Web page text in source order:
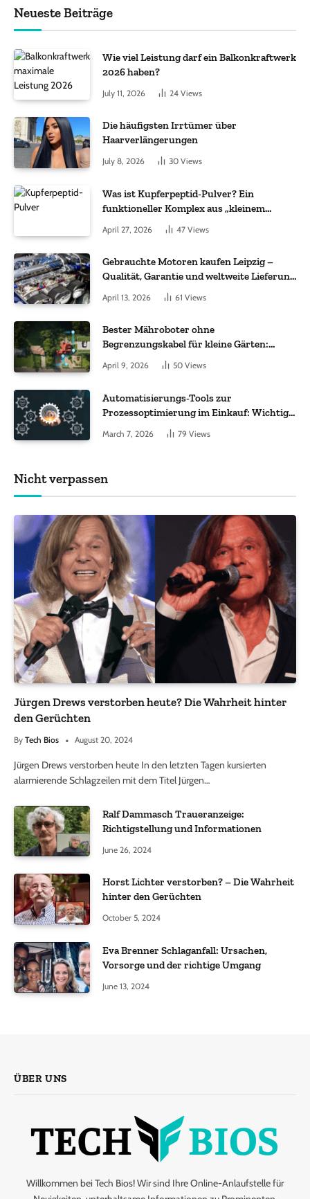
Neueste Beiträge
Wie viel Leistung darf ein Balkonkraftwerk
2026 haben?
July 11, 2026 24 Views
Die häufigsten Irrtümer über
Haarverlängerungen
July 8, 2026 30 Views
Was ist Kupferpeptid-Pulver? Ein
funktioneller Komplex aus „kleinem
Molekül + Metall“
April 27, 2026 47 Views
Gebrauchte Motoren kaufen Leipzig –
Qualität, Garantie und weltweite Lieferung
April 13, 2026 61 Views
Bester Mähroboter ohne
Begrenzungskabel für kleine Gärten:
Worauf es bei 200 bis 500 m² wirklich
ankommt
April 9, 2026 50 Views
Automatisierungs-Tools zur
Prozessoptimierung im Einkauf: Wichtige
Funktionen, auf die Sie achten sollten
March 7, 2026 79 Views
Nicht verpassen
Jürgen Drews verstorben heute? Die Wahrheit hinter
den Gerüchten
By Tech Bios August 20, 2024
Jürgen Drews verstorben heute In den letzten Tagen kursierten
alarmierende Schlagzeilen mit dem Titel Jürgen…
Ralf Dammasch Traueranzeige:
Richtigstellung und Informationen
June 26, 2024
Horst Lichter verstorben? – Die Wahrheit
hinter den Gerüchten
October 5, 2024
Eva Brenner Schlaganfall: Ursachen,
Vorsorge und der richtige Umgang
June 13, 2024
ÜBER UNS
Willkommen bei Tech Bios! Wir sind Ihre Online-Anlaufstelle für